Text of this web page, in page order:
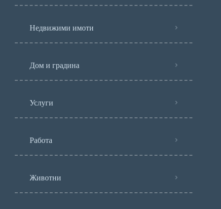
Недвижими имоти
Дом и градина
Услуги
Работа
Животни